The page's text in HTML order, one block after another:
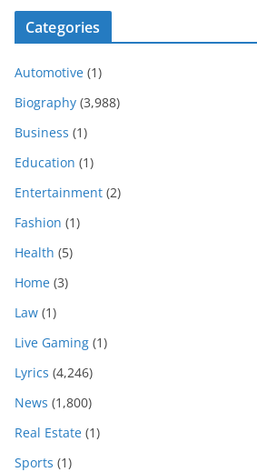
Categories
Automotive (1)
Biography (3,988)
Business (1)
Education (1)
Entertainment (2)
Fashion (1)
Health (5)
Home (3)
Law (1)
Live Gaming (1)
Lyrics (4,246)
News (1,800)
Real Estate (1)
Sports (1)